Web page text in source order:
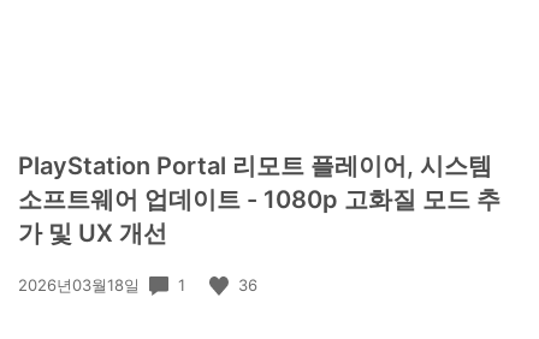
PlayStation Portal 리모트 플레이어, 시스템
소프트웨어 업데이트 - 1080p 고화질 모드 추
가 및 UX 개선
공
2026년03월18일 1 36